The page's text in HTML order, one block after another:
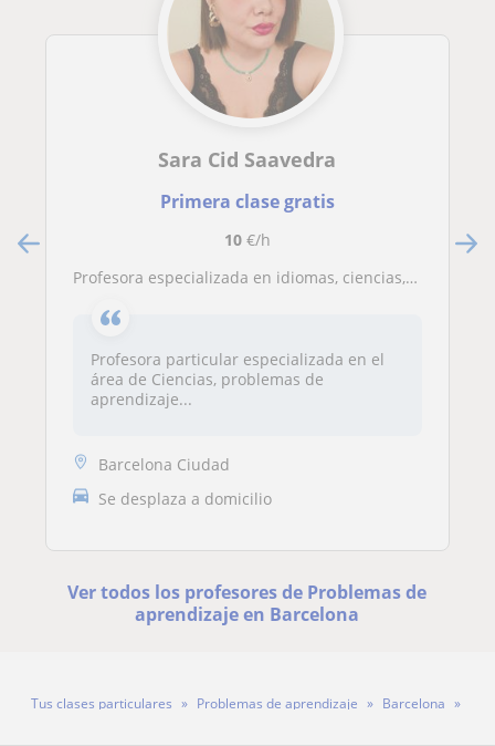
Sara Cid Saavedra
Primera clase gratis
10€/h
Profesora especializada en idiomas, ciencias, educación especial, técnicas de estudio y problemas de aprendizaje.
Profesora particular especializada en el
área de Ciencias, problemas de
aprendizaje...
Barcelona Ciudad
Se desplaza a domicilio
Ver todos los profesores de Problemas de
aprendizaje en Barcelona
Tus clases particulares Problemas de aprendizaje
Barcelona